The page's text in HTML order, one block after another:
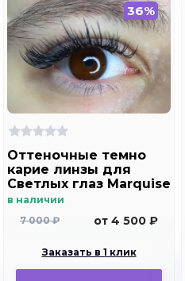
36%
Оттеночные темно
карие линзы для
Светлых глаз Marquise
Solo brown с
карие ) /Плюсовые
дальнозоркости и
близорукости
в наличии
7 000 ₽
от 4 500 ₽
Заказать в 1 клик